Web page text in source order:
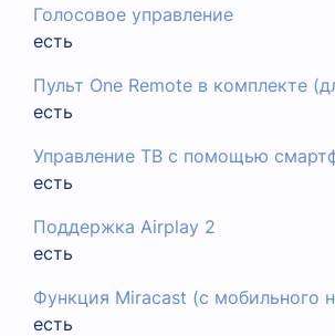
Голосовое управление
есть
Пульт One Remote в комплекте
есть
Управление ТВ с помощью
есть
Поддержка Airplay 2
есть
Функция Miracast (с мобильного
есть